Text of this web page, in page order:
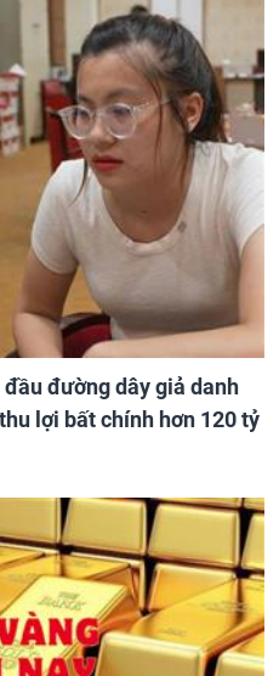
đường dây giả danh
lợi bất chính hơn 120 tỷ